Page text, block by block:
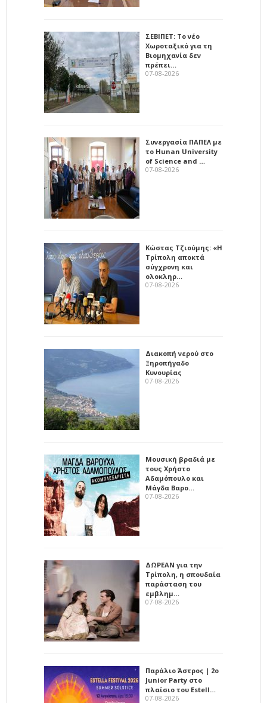
ΣΕΒΙΠΕΤ: Το νέο
Χωροταξικό για τη
Βιομηχανία δεν
πρέπει…
07-08-2026
Συνεργασία ΠΑΠΕΛ με
το Hunan University
of Science and …
07-08-2026
Κώστας Τζιούμης: «Η
Τρίπολη αποκτά
σύγχρονη και
ολοκληρ…
07-08-2026
Διακοπή νερού στο
Ξηροπήγαδο
Κυνουρίας
07-08-2026
Μουσική βραδιά με
τους Χρήστο
Αδαμόπουλο και
Μάγδα Βαρο…
07-08-2026
ΔΩΡΕΑΝ για την
Τρίπολη, η σπουδαία
παράσταση του
εμβλημ…
07-08-2026
Παράλιο Άστρος | 2ο
Junior Party στο
πλαίσιο του Estell…
07-08-2026